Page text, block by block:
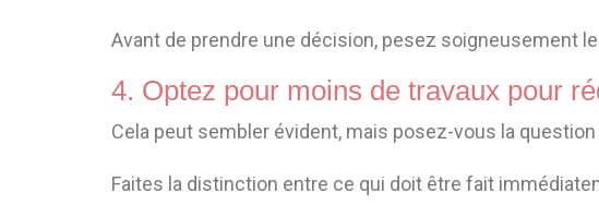
Avant de prendre une décision, pesez soigneusement
4. Optez pour moins de travaux pour
Cela peut sembler évident, mais posez-vous la
Faites la distinction entre ce qui doit être fait